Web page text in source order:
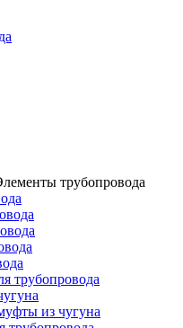
трубопровода
трубопровода
из чугуна